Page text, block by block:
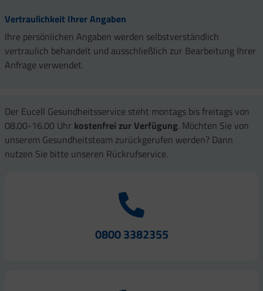
Vertraulichkeit Ihrer Angaben
Ihre persönlichen Angaben werden selbstverständlich
vertraulich behandelt und ausschließlich zur Bearbeitung Ihrer
Anfrage verwendet.
Der Eucell Gesundheitsservice steht montags bis freitags von
08.00-16.00 Uhr kostenfrei zur Verfügung. Möchten Sie von
unserem Gesundheitsteam zurückgerufen werden? Dann
nutzen Sie bitte unseren Rückrufservice.
0800 3382355